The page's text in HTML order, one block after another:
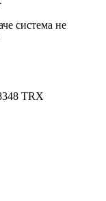
система не
TRX